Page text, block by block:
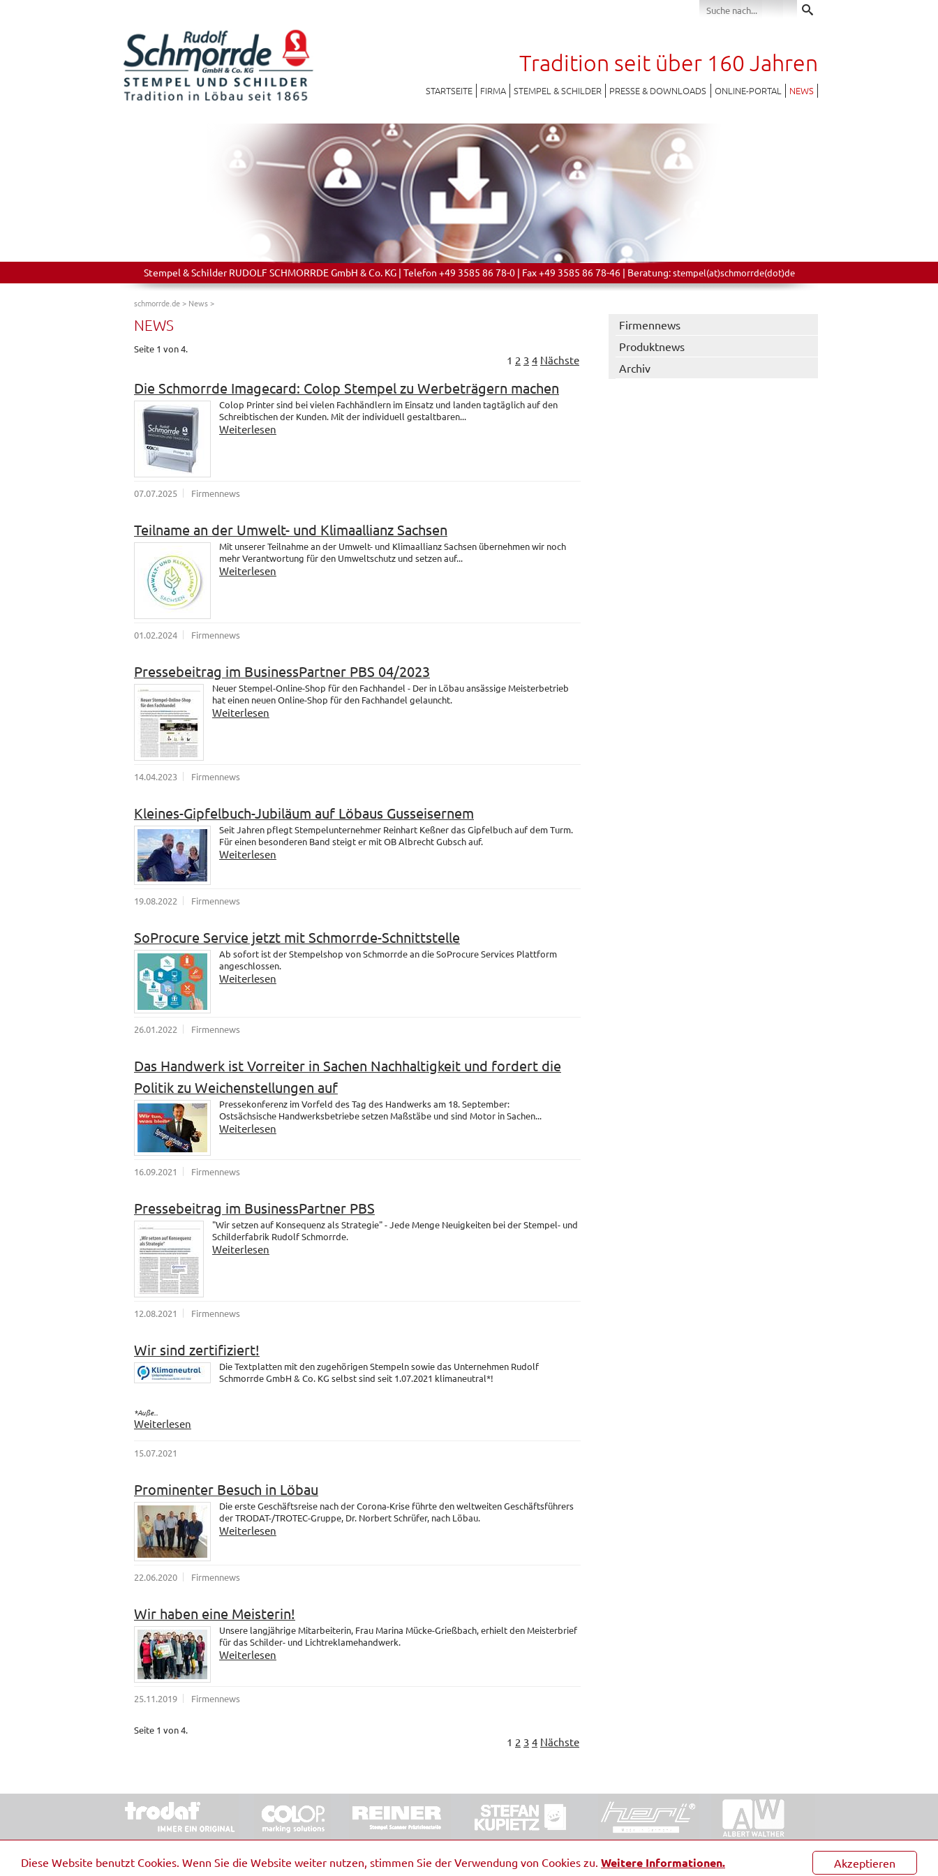
Akzeptieren
Diese Website benutzt Cookies. Wenn Sie die Website weiter nutzen, stimmen Sie der Verwendung von Cookies zu. Weitere Informationen.
Tradition seit über 160 Jahren
STARTSEITE FIRMA STEMPEL & SCHILDER PRESSE & DOWNLOADS ONLINE-PORTAL NEWS
Stempel & Schilder RUDOLF SCHMORRDE GmbH & Co. KG | Telefon +49 3585 86 78-0 | Fax +49 3585 86 78-46 | Beratung:stempel(at)schmorrde(dot)de
schmorrde.de> News>
NEWS
Seite 1 von 4.
1 2 3 4 Nächste
Die Schmorrde Imagecard: Colop Stempel zu Werbeträgern machen
Colop Printer sind bei vielen Fachhändlern im Einsatz und landen tagtäglich auf den
Schreibtischen der Kunden. Mit der individuell gestaltbaren...
Weiterlesen
07.07.2025 Firmennews
Teilname an der Umwelt- und Klimaallianz Sachsen
Mit unserer Teilnahme an der Umwelt- und Klimaallianz Sachsen übernehmen wir noch
mehr Verantwortung für den Umweltschutz und setzen auf...
Weiterlesen
01.02.2024 Firmennews
Pressebeitrag im BusinessPartner PBS 04/2023
Neuer Stempel-Online-Shop für den Fachhandel - Der in Löbau ansässige Meisterbetrieb
hat einen neuen Online-Shop für den Fachhandel gelauncht.
Weiterlesen
14.04.2023 Firmennews
Kleines-Gipfelbuch-Jubiläum auf Löbaus Gusseisernem
Seit Jahren pflegt Stempelunternehmer Reinhart Keßner das Gipfelbuch auf dem Turm.
Für einen besonderen Band steigt er mit OB Albrecht Gubsch auf.
Weiterlesen
19.08.2022 Firmennews
SoProcure Service jetzt mit Schmorrde-Schnittstelle
Ab sofort ist der Stempelshop von Schmorrde an die SoProcure Services Plattform
angeschlossen.
Weiterlesen
26.01.2022 Firmennews
Das Handwerk ist Vorreiter in Sachen Nachhaltigkeit und fordert die
Politik zu Weichenstellungen auf
Pressekonferenz im Vorfeld des Tag des Handwerks am 18. September:
Ostsächsische Handwerksbetriebe setzen Maßstäbe und sind Motor in Sachen...
Weiterlesen
16.09.2021 Firmennews
Pressebeitrag im BusinessPartner PBS
"Wir setzen auf Konsequenz als Strategie" - Jede Menge Neuigkeiten bei der Stempel- und
Schilderfabrik Rudolf Schmorrde.
Weiterlesen
12.08.2021 Firmennews
Wir sind zertifiziert!
Die Textplatten mit den zugehörigen Stempeln sowie das Unternehmen Rudolf
Schmorrde GmbH & Co. KG selbst sind seit 1.07.2021 klimaneutral*!
*Auße...
Weiterlesen
15.07.2021
Prominenter Besuch in Löbau
Die erste Geschäftsreise nach der Corona-Krise führte den weltweiten Geschäftsführers
der TRODAT-/TROTEC-Gruppe, Dr. Norbert Schrüfer, nach Löbau.
Weiterlesen
22.06.2020 Firmennews
Wir haben eine Meisterin!
Unsere langjährige Mitarbeiterin, Frau Marina Mücke-Grießbach, erhielt den Meisterbrief
für das Schilder- und Lichtreklamehandwerk.
Weiterlesen
25.11.2019 Firmennews
Seite 1 von 4.
1 2 3 4 Nächste
Firmennews
Produktnews
Archiv
© 2026 Stempel & Schilder RUDOLF SCHMORRDE GmbH & Co. KG Impressum Barrierefreiheit Kontakt Datenschutz